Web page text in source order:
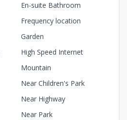
En-suite Bathroom
Frequency location
Garden
High Speed Internet
Mountain
Near Children's Park
Near Highway
Near Park